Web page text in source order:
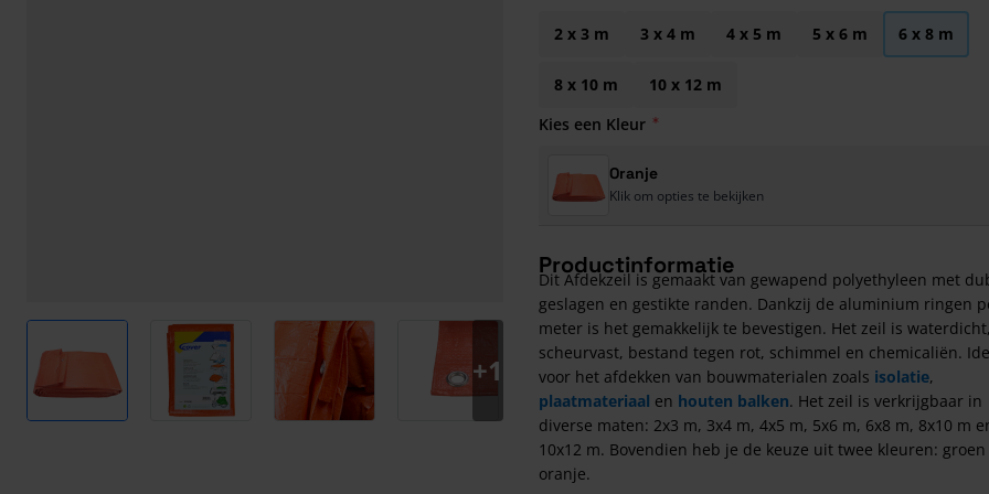
View larger imageView larger image View larger image View larger image
+1
2 x 3 m 3 x 4 m 4 x 5 m 5 x 6 m 6 x 8 m
8 x 10 m
10 x 12 m
Kies een Kleur
Oranje
Klik om opties te bekijken
Productinformatie
Dit Afdekzeil is gemaakt van gewapend polyethyleen met
geslagen en gestikte randen. Dankzij de aluminium ringen
meter is het gemakkelijk te bevestigen. Het zeil is
scheurvast, bestand tegen rot, schimmel en chemicaliën.
voor het afdekken van bouwmaterialen zoals isolatie,
plaatmateriaal en houten balken. Het zeil is verkrijgbaar in
diverse maten: 2x3 m, 3x4 m, 4x5 m, 5x6 m, 6x8 m, 8x10 m
10x12 m. Bovendien heb je de keuze uit twee kleuren:
oranje.